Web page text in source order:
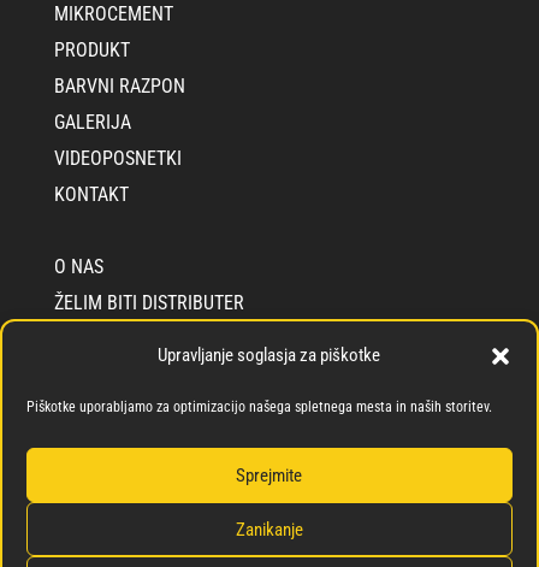
Upravljanje soglasja za piškotke
Piškotke uporabljamo za optimizacijo našega spletnega mesta in naših storitev.
Sprejmite
Zanikanje
MIKROCEMENT
PRODUKT
BARVNI RAZPON
GALERIJA
VIDEOPOSNETKI
KONTAKT
O NAS
ŽELIM BITI DISTRIBUTER
INFO CEMENTEC